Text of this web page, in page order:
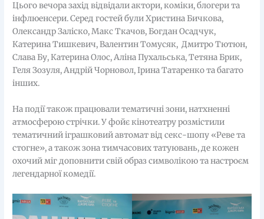
Цього вечора захід відвідали актори, коміки, блогери та
інфлюенсери. Серед гостей були Христина Бичкова,
Олександр Заліско, Макс Ткачов, Богдан Осадчук,
Катерина Тишкевич, Валентин Томусяк, Дмитро Тютюн,
Слава Бу, Катерина Олос, Аліна Пухальська, Тетяна Брик,
Геля Зозуля, Андрій Чорновол, Ірина Татаренко та багато
інших.
На події також працювали тематичні зони, натхненні
атмосферою стрічки. У фойє кінотеатру розмістили
тематичний іграшковий автомат від секс-шопу «Реве та
стогне», а також зона тимчасових татуювань, де кожен
охочий міг доповнити свій образ символікою та настроєм
легендарної комедії.